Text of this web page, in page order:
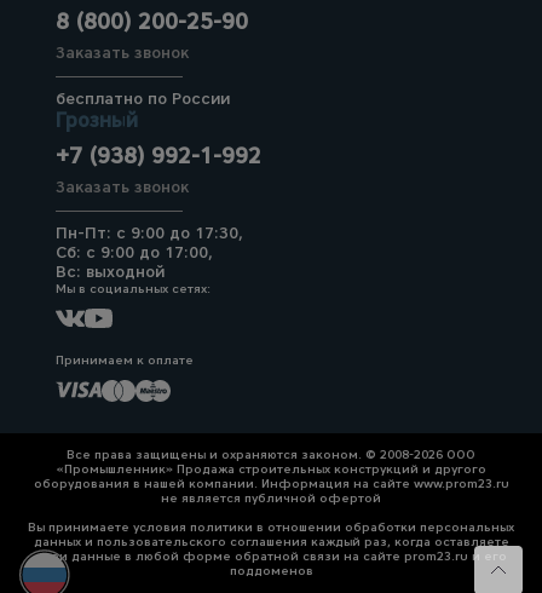
8 (800) 200-25-90
Заказать звонок
бесплатно по России
Грозный
+7 (938) 992-1-992
Заказать звонок
Пн-Пт: с 9:00 до 17:30,
Сб: с 9:00 до 17:00,
Вс: выходной
Мы в социальных сетях:
Принимаем к оплате
Все права защищены и охраняются законом. © 2008-2026 ООО
«Промышленник» Продажа строительных конструкций и другого
оборудования в нашей компании. Информация на сайте www.prom23.ru
не является публичной офертой
Вы принимаете условия политики в отношении обработки персональных
данных и пользовательского соглашения каждый раз, когда оставляете
свои данные в любой форме обратной связи на сайте prom23.ru и его
поддоменов